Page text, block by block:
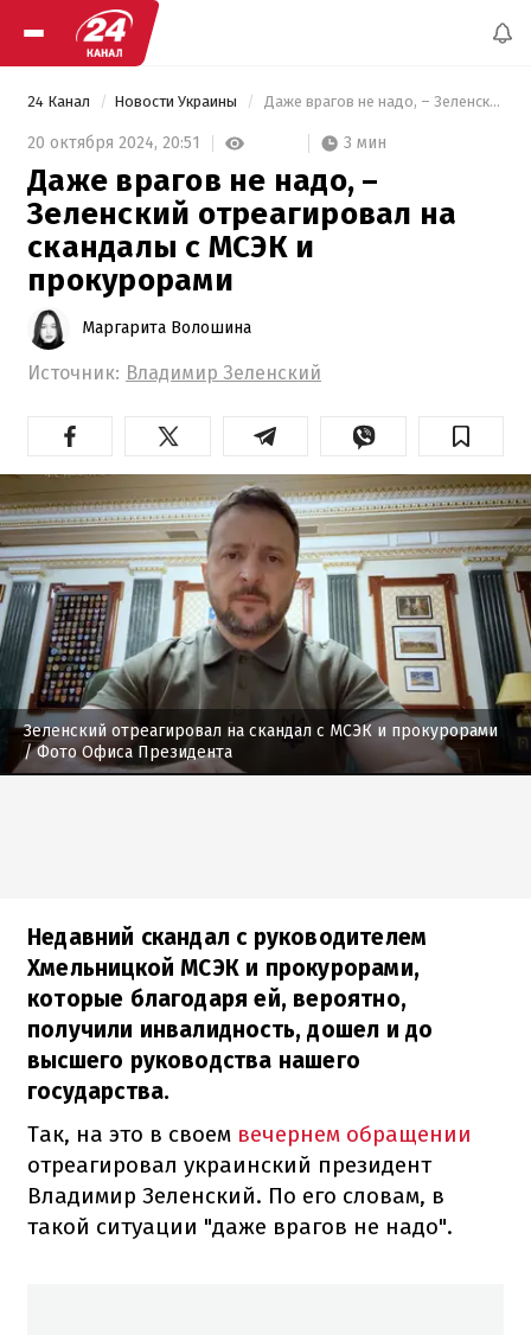
24 Канал Новости Украины Даже врагов не надо, – Зеленский отреагировал на скандалы с МСЭК и прокурорами
20 октября 2024, 20:51 3 мин
Даже врагов не надо, –
Зеленский отреагировал на
скандалы с МСЭК и
прокурорами
Маргарита Волошина
Источник: Владимир Зеленский
Зеленский отреагировал на скандал с МСЭК и прокурорами
/ Фото Офиса Президента
Недавний скандал с руководителем
Хмельницкой МСЭК и прокурорами,
которые благодаря ей, вероятно,
получили инвалидность, дошел и до
высшего руководства нашего
государства.
Так, на это в своем вечернем обращении
отреагировал украинский президент
Владимир Зеленский. По его словам, в
такой ситуации "даже врагов не надо".